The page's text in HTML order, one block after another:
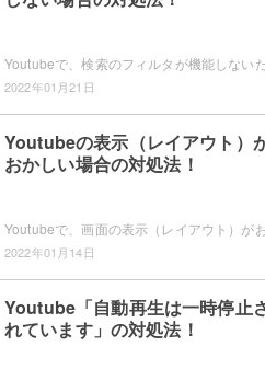
2022年01月21日
Youtubeの表示（レイアウト）
おかしい場合の対処法！
2022年01月14日
Youtube「自動再生は一時停止
れています」の対処法！